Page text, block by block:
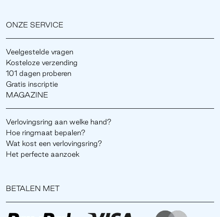
ONZE SERVICE
Veelgestelde vragen
Kosteloze verzending
101 dagen proberen
Gratis inscriptie
MAGAZINE
Verlovingsring aan welke hand?
Hoe ringmaat bepalen?
Wat kost een verlovingsring?
Het perfecte aanzoek
BETALEN MET